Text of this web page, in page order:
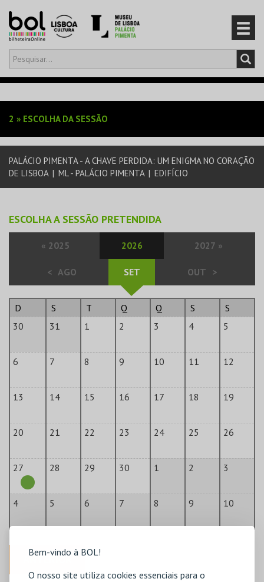
Bem-vindo à BOL!
O nosso site utiliza cookies essenciais para o
Olá,iniciar sessão
EVENTOS
CARTÕES
2 » ESCOLHA DA SESSÃO
PALÁCIO PIMENTA - A CHAVE PERDIDA: UM ENIGMA NO CORAÇÃO
DE LISBOA | ML - PALÁCIO PIMENTA | EDIFÍCIO
ESCOLHA A SESSÃO PRETENDIDA
« 2025 2026 2027 »
< AGO SET OUT >
D S T Q Q S
S
30
31 1 2 3 4 5
6 7 8 9 10 11 12
13 14 15 16 17 18 19
20 21 22 23 24 25 26
27 28 29 30 1 2 3
4 5 6 7 8 9 10
ANTERIOR